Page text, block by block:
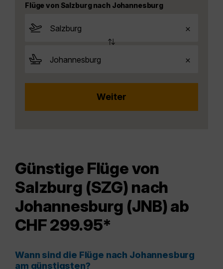
Flüge von Salzburg nach Johannesburg
Günstige Flüge von
Salzburg (SZG) nach
Johannesburg (JNB) ab
CHF 299.95*
Wann sind die Flüge nach Johannesburg
am günstigsten?